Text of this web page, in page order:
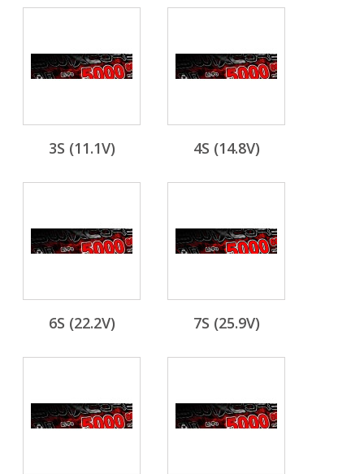
3S (11.1V) 4S (14.8V)
6S (22.2V) 7S (25.9V)